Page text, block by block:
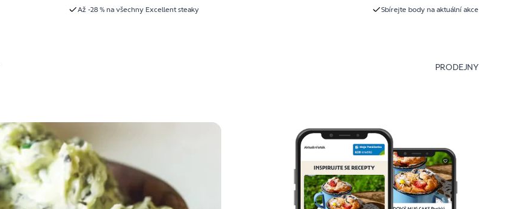
Až -28 % na všechny Excellent steaky Sbírejte body na aktuální akce
PRODEJNY